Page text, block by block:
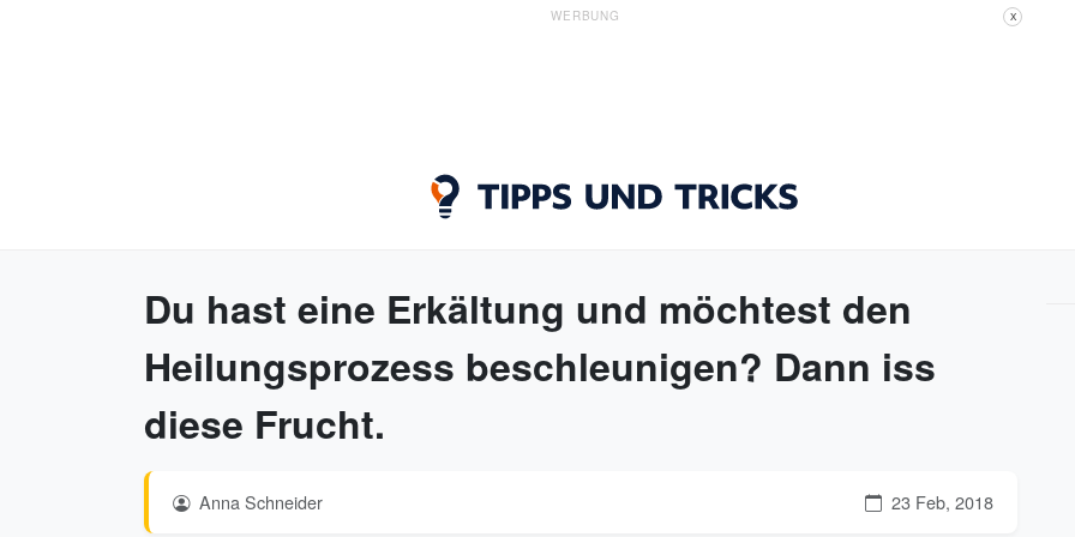
WERBUNG X
Du hast eine Erkältung und möchtest den
Heilungsprozess beschleunigen? Dann iss
diese Frucht.
Anna Schneider 23 Feb, 2018